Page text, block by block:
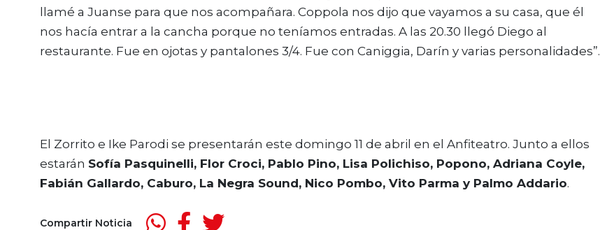
llamé a Juanse para que nos acompañara. Coppola nos dijo que vayamos a su casa, que él
nos hacía entrar a la cancha porque no teníamos entradas. A las 20.30 llegó Diego al
restaurante. Fue en ojotas y pantalones 3/4. Fue con Caniggia, Darín y varias personalidades”.
El Zorrito e Ike Parodi se presentarán este domingo 11 de abril en el Anfiteatro. Junto a ellos
estarán Sofía Pasquinelli, Flor Croci, Pablo Pino, Lisa Polichiso, Popono, Adriana Coyle,
Fabián Gallardo, Caburo, La Negra Sound, Nico Pombo, Vito Parma y Palmo Addario.
Compartir Noticia